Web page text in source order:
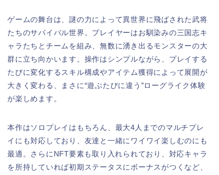
ゲームの舞台は、謎の力によって異世界に飛ばされた武将
たちのサバイバル世界。プレイヤーはお馴染みの三国志キ
ャラたちとチームを組み、無数に湧き出るモンスターの大
群に立ち向かいます。操作はシンプルながら、プレイする
たびに変化するスキル構成やアイテム獲得によって展開が
大きく変わる、まさに“遊ぶたびに違う”ローグライク体験
が楽しめます。
本作はソロプレイはもちろん、最大4人までのマルチプレ
イにも対応しており、友達と一緒にワイワイ楽しむのにも
最適。さらにNFT要素も取り入れられており、対応キャラ
を所持していれば初期ステータスにボーナスがつくなど、